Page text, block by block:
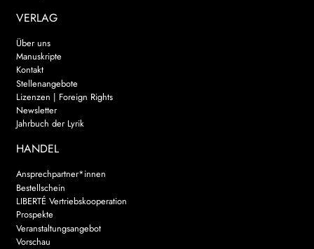
VERLAG
Über uns
Manuskripte
Kontakt
Stellenangebote
Lizenzen | Foreign Rights
Newsletter
Jahrbuch der Lyrik
HANDEL
Ansprechpartner*innen
Bestellschein
LIBERTÉ Vertriebskooperation
Prospekte
Veranstaltungsangebot
Vorschau